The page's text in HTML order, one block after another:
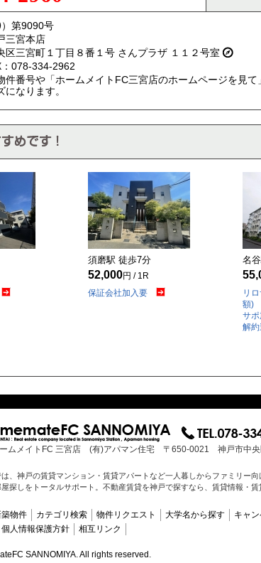
第9090号
三宮本店
区三宮町１丁目８番１号 さんプラザ １１２号室
078-334-2962
番号や「ホームメイトFC三宮店のホームページを見て
なります。
須磨駅 徒歩7分
52,000円 / 1R
保証会社加入要
名
リ
額)
サ
解約
ムメイトFC 三宮店 (有)アパマン住宅 〒650-0021 神戸市中央
、神戸の賃貸マンション・賃貸アパートなど一人暮しからファミリー
探しをトータルサポート。不動産賃貸を神戸で探すなら、賃貸情報・賃
物件 カテゴリ検索 物件リクエスト 大学名から探す キャ
個人情報保護方針 相互リンク
SANNOMIYA. All rights reserved.